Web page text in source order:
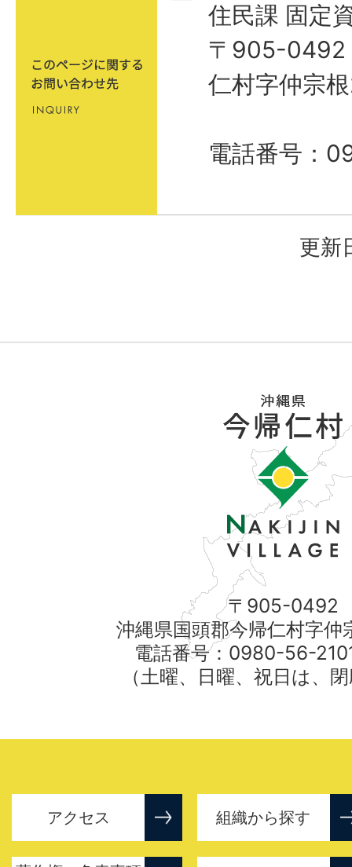
住民課 固定
〒905-0492
仁村字仲宗
電話番号：
更新
〒905-0492
沖縄県国頭郡今帰仁村字仲
電話番号：0980-56-
（土曜、日曜、祝日は、
アクセス 組織から探す